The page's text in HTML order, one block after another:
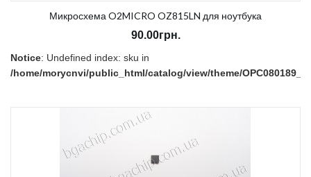
Микросхема O2MICRO OZ815LN для ноутбука
90.00грн.
Notice: Undefined index: sku in
/home/morycnvi/public_html/catalog/view/theme/